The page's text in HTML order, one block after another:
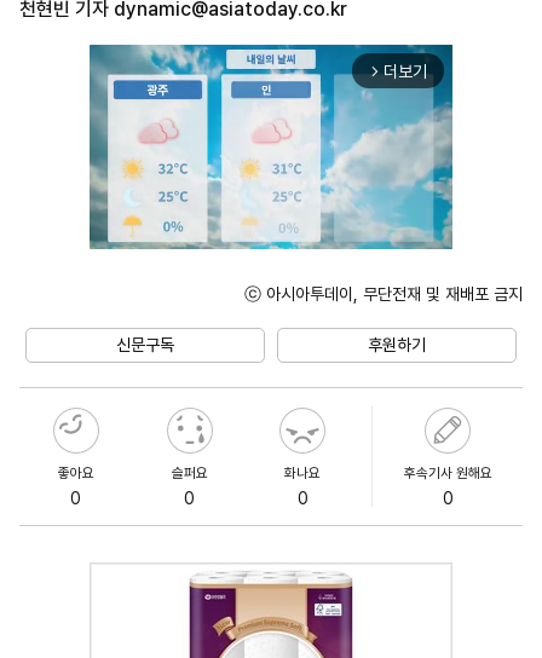
천현빈 기자 dynamic@asiatoday.co.kr
arrow_forward_ios 더보기
ⓒ 아시아투데이, 무단전재 및 재배포 금지
신문구독 후원하기
좋아요
0
슬퍼요
0
화나요
0
후속기사 원해요
0